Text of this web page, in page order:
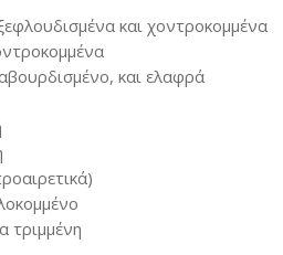
και χοντροκομμένα
και ελαφρά
τριμμένη